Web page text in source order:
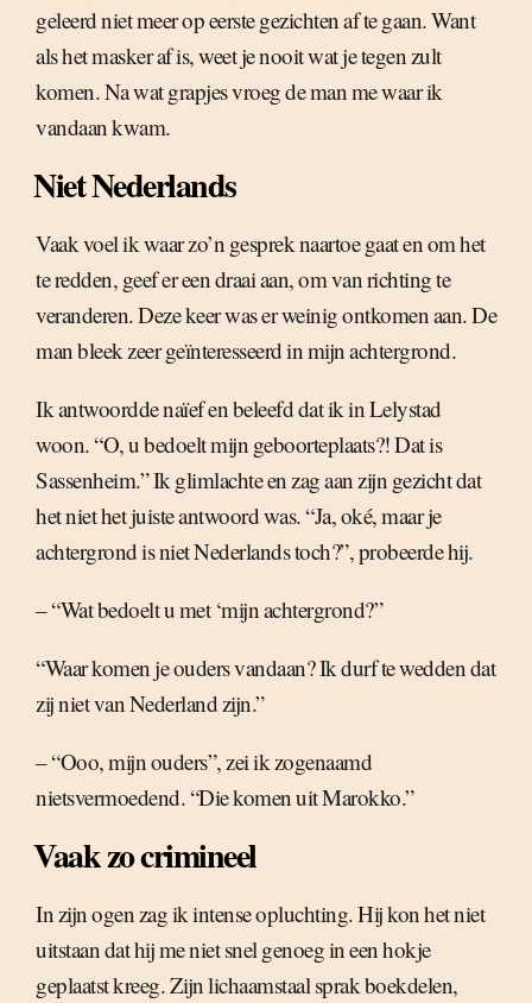
geleerd niet meer op eerste gezichten af te gaan. Want
als het masker af is, weet je nooit wat je tegen zult
komen. Na wat grapjes vroeg de man me waar ik
vandaan kwam.
Niet Nederlands
Vaak voel ik waar zo’n gesprek naartoe gaat en om het
te redden, geef er een draai aan, om van richting te
veranderen. Deze keer was er weinig ontkomen aan. De
man bleek zeer geïnteresseerd in mijn achtergrond.
Ik antwoordde naïef en beleefd dat ik in Lelystad
woon. “O, u bedoelt mijn geboorteplaats?! Dat is
Sassenheim.” Ik glimlachte en zag aan zijn gezicht dat
het niet het juiste antwoord was. “Ja, oké, maar je
achtergrond is niet Nederlands toch?”, probeerde hij.
– “Wat bedoelt u met ‘mijn achtergrond?”
“Waar komen je ouders vandaan? Ik durf te wedden dat
zij niet van Nederland zijn.”
– “Ooo, mijn ouders”, zei ik zogenaamd
nietsvermoedend. “Die komen uit Marokko.”
Vaak zo crimineel
In zijn ogen zag ik intense opluchting. Hij kon het niet
uitstaan dat hij me niet snel genoeg in een hokje
geplaatst kreeg. Zijn lichaamstaal sprak boekdelen,